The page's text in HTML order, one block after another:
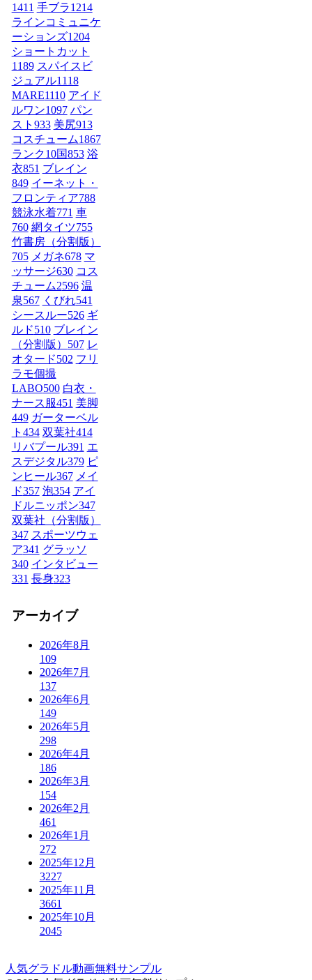
1411 手ブラ1214
ラインコミュニケ
ーションズ1204
ショートカット
1189 スパイスビ
ジュアル1118
MARE1110 アイド
ルワン1097 パン
スト 933 美尻913
コスチューム1867
ランク10国853 浴
衣851 ブレイン
849 イーネット・
フロンティア788
競泳水着771 車
760 網タイツ755
竹書房（分割版）
705 メガネ678 マ
ッサージ630 コス
チューム2596 温
泉567 くびれ541
シースルー526 ギ
ルド510 ブレイン
（分割版） 507 レ
オタード502 フリ
ラモ個撮
LABO500 白衣・
ナース服451 美脚
449 ガーターベル
ト 434 双葉社414
リバプール391 エ
スデジタル379 ピ
ンヒール367 メイ
ド357 泡354 アイ
ドルニッポン347
双葉社（分割版）
347 スポーツウェ
ア341 グラッソ
340 インタビュー
331 長身323
アーカイブ
2026年8月
109
2026年7月
137
2026年6月
149
2026年5月
298
2026年4月
186
2026年3月
154
2026年2月
461
2026年1月
272
2025年12月
3227
2025年11月
3661
2025年10月
2045
人気グラドル動画無料サンプル